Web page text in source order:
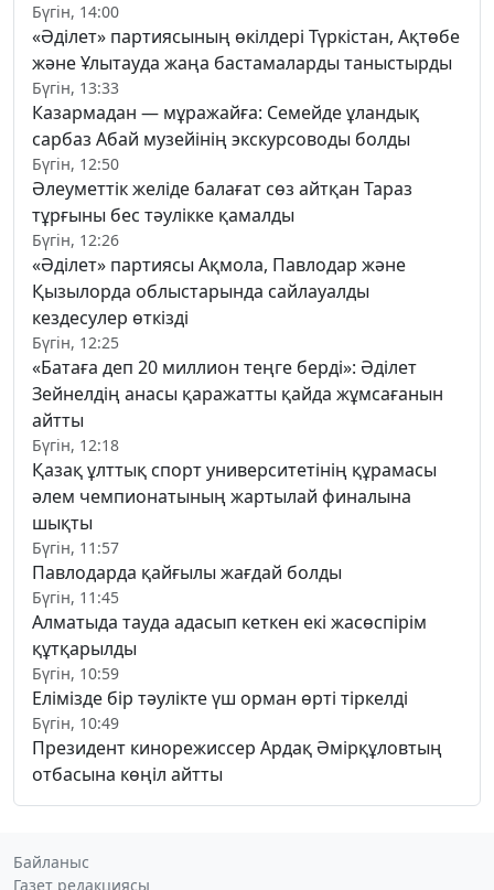
Бүгін, 14:00
«Әділет» партиясының өкілдері Түркістан, Ақтөбе
және Ұлытауда жаңа бастамаларды таныстырды
Бүгін, 13:33
Казармадан — мұражайға: Семейде ұландық
сарбаз Абай музейінің экскурсоводы болды
Бүгін, 12:50
Әлеуметтік желіде балағат сөз айтқан Тараз
тұрғыны бес тәулікке қамалды
Бүгін, 12:26
«Әділет» партиясы Ақмола, Павлодар және
Қызылорда облыстарында сайлауалды
кездесулер өткізді
Бүгін, 12:25
«Батаға деп 20 миллион теңге берді»: Әділет
Зейнелдің анасы қаражатты қайда жұмсағанын
айтты
Бүгін, 12:18
Қазақ ұлттық спорт университетінің құрамасы
әлем чемпионатының жартылай финалына
шықты
Бүгін, 11:57
Павлодарда қайғылы жағдай болды
Бүгін, 11:45
Алматыда тауда адасып кеткен екі жасөспірім
құтқарылды
Бүгін, 10:59
Елімізде бір тәулікте үш орман өрті тіркелді
Бүгін, 10:49
Президент кинорежиссер Ардақ Әмірқұловтың
отбасына көңіл айтты
Байланыс
Газет редакциясы